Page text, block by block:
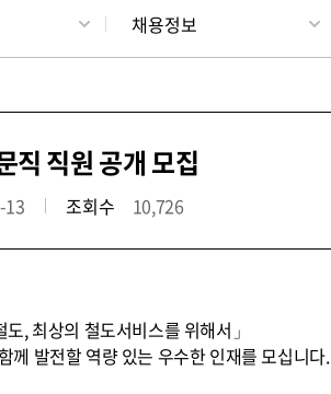
채용정보
직 직원 공개 모집
13 조회수 10,726
도, 최상의 철도서비스를 위해서」
께 발전할 역량 있는 우수한 인재를 모십니다.